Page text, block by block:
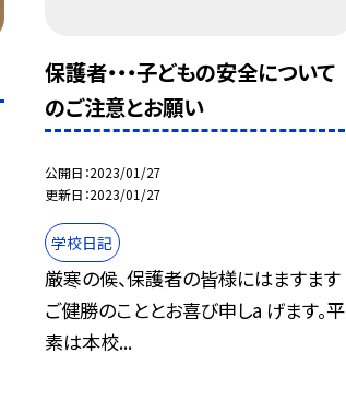
保護者・・・子どもの安全について
のご注意とお願い
公開日 2023/01/27
更新日 2023/01/27
学校日記
厳寒の候、保護者の皆様にはますます
ご健勝のこととお喜び申しa げます。平
素は本校...